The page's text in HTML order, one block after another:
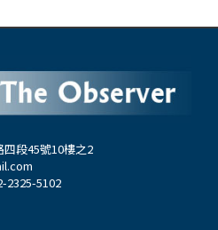
段45號10樓之2
2325-5102